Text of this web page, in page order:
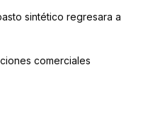
sintético regresara a
comerciales